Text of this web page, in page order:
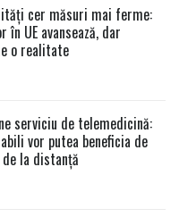
cer măsuri mai ferme:
UE avansează, dar
o realitate
serviciu de telemedicină:
vor putea beneficia de
la distanță